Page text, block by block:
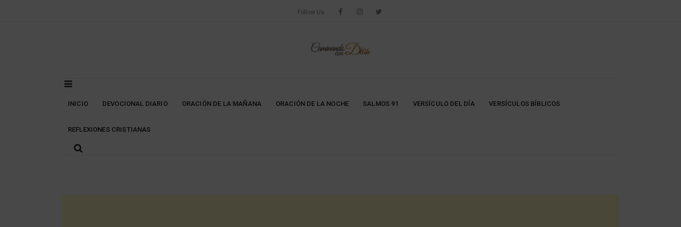
Follow Us
INICIO DEVOCIONAL DIARIO ORACIÓN DE LA MAÑANA ORACIÓN DE LA NOCHE SALMOS 91 VERSÍCULO DEL DÍA VERSÍCULOS BÍBLICOS
REFLEXIONES CRISTIANAS